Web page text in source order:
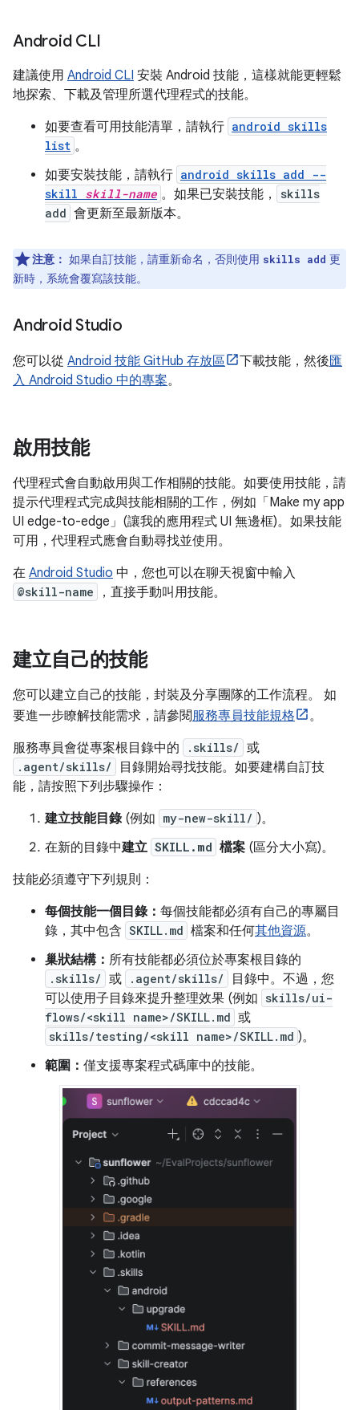
Android CLI
建議使用 Android CLI 安裝 Android 技能，這樣就能更輕鬆
地探索、下載及管理所選代理程式的技能。
如要查看可用技能清單，請執行 android skills
list 。
如要安裝技能，請執行 android skills add --
skill skill-name 。如果已安裝技能，
skills
add 會更新至最新版本。
注意： 如果自訂技能，請重新命名，否則使用 skills add 更
新時，系統會覆寫該技能。
Android Studio
您可以從 Android 技能 GitHub 存放區 下載技能，然後匯
入 Android Studio 中的專案。
啟用技能
代理程式會自動啟用與工作相關的技能。如要使用技能，請
提示代理程式完成與技能相關的工作，例如「Make my app
UI edge-to-edge」(讓我的應用程式 UI 無邊框)。如果技能
可用，代理程式應會自動尋找並使用。
在 Android Studio 中，您也可以在聊天視窗中輸入
@skill-name ，直接手動叫用技能。
建立自己的技能
您可以建立自己的技能，封裝及分享團隊的工作流程。 如
要進一步瞭解技能需求，請參閱服務專員技能規格
。
服務專員會從專案根目錄中的
.skills/ 或
.agent/skills/
目錄開始尋找技能。如要建構自訂技
能，請按照下列步驟操作：
建立技能目錄(例如 my-new-skill/ )。
在新的目錄中建立 SKILL.md 檔案 (區分大小寫)。
技能必須遵守下列規則：
每個技能一個目錄： 每個技能都必須有自己的專屬目
錄，其中包含 SKILL.md 檔案和任何其他資源。
巢狀結構： 所有技能都必須位於專案根目錄的
.skills/ 或 .agent/skills/
目錄中。不過，您
可以使用子目錄來提升整理效果 (例如 skills/ui-
flows/<skill name>/SKILL.md 或
skills/testing/<skill name>/SKILL.md )。
範圍： 僅支援專案程式碼庫中的技能。